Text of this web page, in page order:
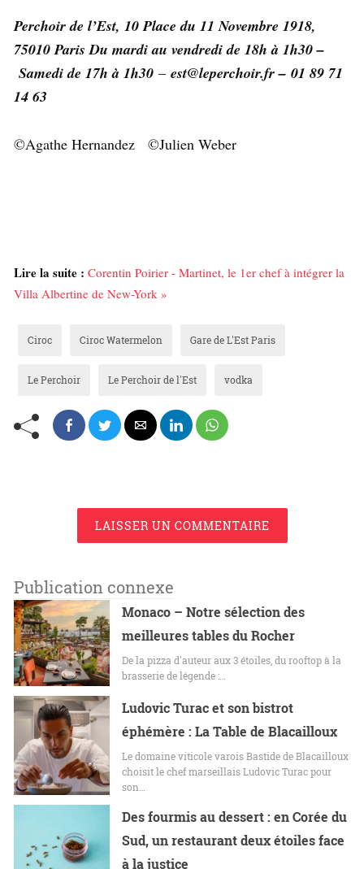
Perchoir de l’Est, 10 Place du 11 Novembre 1918,
75010 Paris Du mardi au vendredi de 18h à 1h30 –
Samedi de 17h à 1h30 – est@leperchoir.fr – 01 89 71
14 63
©Agathe Hernandez ©Julien Weber
Lire la suite : Corentin Poirier - Martinet, le 1er chef à intégrer la
Villa Albertine de New-York »
Ciroc Ciroc Watermelon Gare de L'Est Paris
Le Perchoir Le Perchoir de l'Est vodka
LAISSER UN COMMENTAIRE
Publication connexe
Monaco – Notre sélection des
meilleures tables du Rocher
De la pizza d'auteur aux 3 étoiles, du rooftop à la
brasserie de légende :…
Ludovic Turac et son bistrot
éphémère : La Table de Blacailloux
Le domaine viticole varois Bastide de Blacailloux
choisit le chef marseillais Ludovic Turac pour
son…
Des fourmis au dessert : en Corée du
Sud, un restaurant deux étoiles face
à la justice